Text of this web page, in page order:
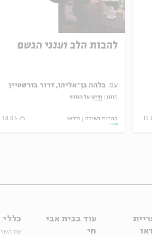
להבות הלב וענני הגשם
עם: בלהה בן־אליהו, דרור בורשטיין
מתוך: חיים על המדף
ספרות ושירה וידאו 18.03.25
עוד בבית אבי
חי
כללי
צרו קשר